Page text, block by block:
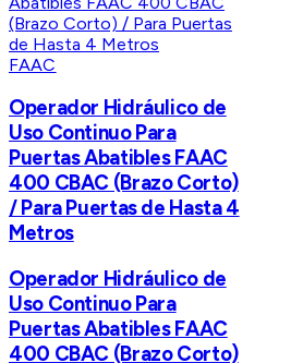
FAAC
Operador Hidráulico de
Uso Continuo Para
Puertas Abatibles FAAC
400 CBAC (Brazo Corto)
/ Para Puertas de Hasta 4
Metros
Operador Hidráulico de
Uso Continuo Para
Puertas Abatibles FAAC
400 CBAC (Brazo Corto)